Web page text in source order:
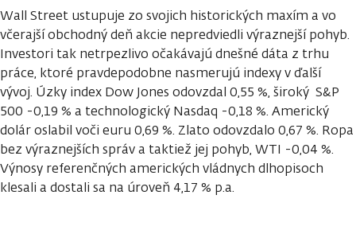
Wall Street ustupuje zo svojich historických maxím a vo
včerajší obchodný deň akcie nepredviedli výraznejší pohyb.
Investori tak netrpezlivo očakávajú dnešné dáta z trhu
práce, ktoré pravdepodobne nasmerujú indexy v ďalší
vývoj. Úzky index Dow Jones odovzdal 0,55 %, široký S&P
500 -0,19 % a technologický Nasdaq -0,18 %. Americký
dolár oslabil voči euru 0,69 %. Zlato odovzdalo 0,67 %. Ropa
bez výraznejších správ a taktiež jej pohyb, WTI -0,04 %.
Výnosy referenčných amerických vládnych dlhopisoch
klesali a dostali sa na úroveň 4,17 % p.a.